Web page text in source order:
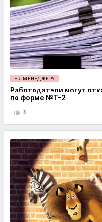
HR-МЕНЕДЖЕРУ
Работодатели могут
по форме №Т-2
3